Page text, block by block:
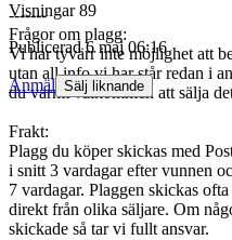
-------
Frågor om plagg:
Vi har tyvärr inte möjlighet att
utan all info vi har står redan i
du varmt välkommen att sälja
Frakt:
Plagg du köper skickas med
i snitt 3 vardagar efter vunnen
7 vardagar. Plaggen skickas
direkt från olika säljare. Om
skickade så tar vi fullt ansvar.
Visningar 89
Publicerad 6 maj 06:16
Anmäl Sälj liknande